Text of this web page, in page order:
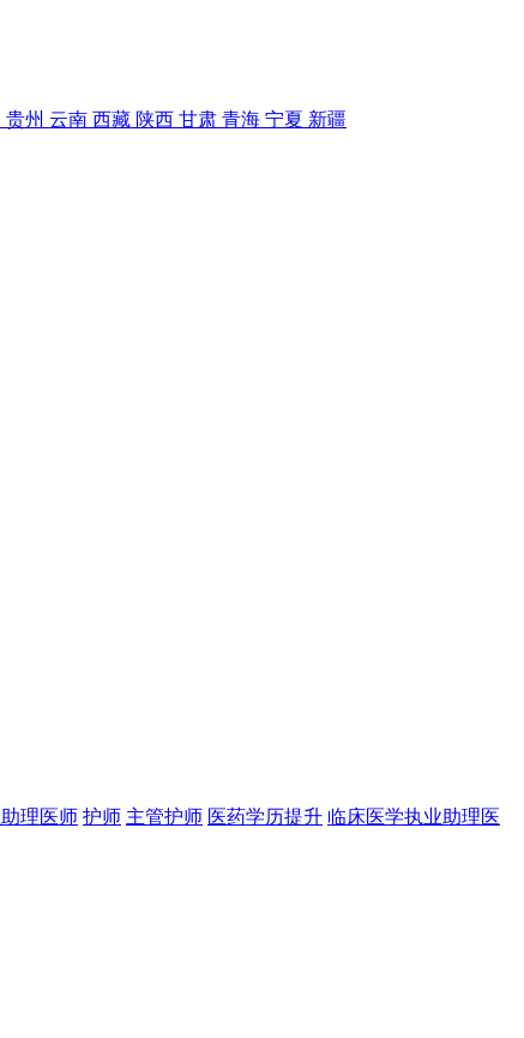
贵州 云南 西藏 陕西 甘肃 青海 宁夏 新疆
理医师 护师 主管护师 医药学历提升 临床医学执业助理医